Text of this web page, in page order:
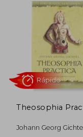
dcto.
Theosophia
Johann Georg